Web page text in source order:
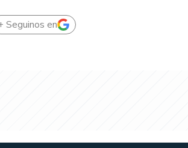
Seguinos en